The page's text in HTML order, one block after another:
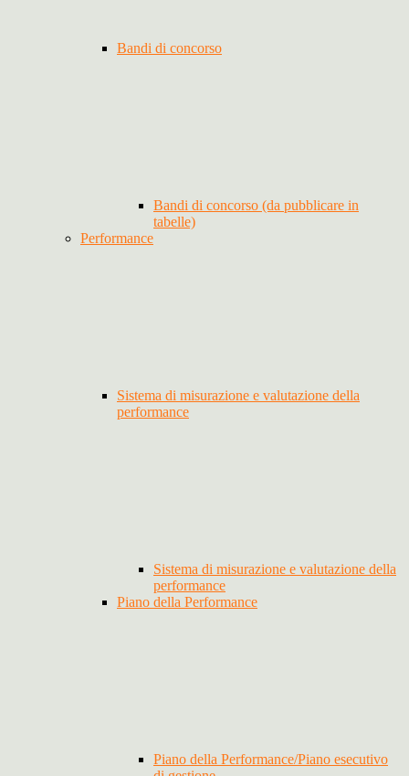
Bandi di concorso
Bandi di concorso (da pubblicare in
tabelle)
Performance
Sistema di misurazione e valutazione della
performance
Sistema di misurazione e valutazione della
performance
Piano della Performance
Piano della Performance/Piano esecutivo